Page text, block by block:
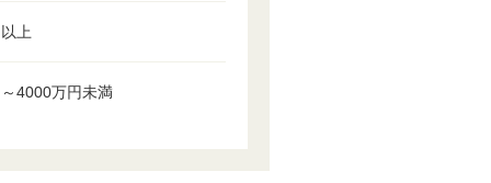
上
4000万円未満